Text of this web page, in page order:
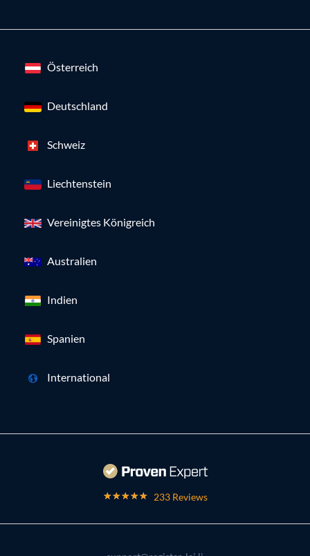
Österreich
Deutschland
Schweiz
Liechtenstein
Vereinigtes Königreich
Australien
Indien
Spanien
International
233 Reviews